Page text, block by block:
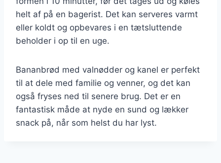
helt af på en bagerist. Det kan serveres varmt
eller koldt og opbevares i en tætsluttende
beholder i op til en uge.
Bananbrød med valnødder og kanel er perfekt
til at dele med familie og venner, og det kan
også fryses ned til senere brug. Det er en
fantastisk måde at nyde en sund og lækker
snack på, når som helst du har lyst.